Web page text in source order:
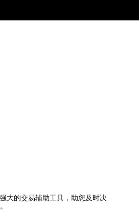
大的交易辅助工具，助您及时决